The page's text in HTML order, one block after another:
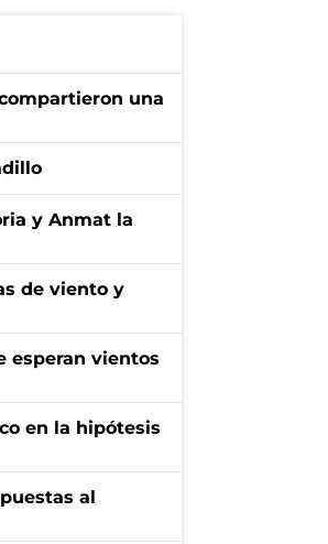
una
y Anmat la
de viento y
esperan vientos
en la hipótesis
al